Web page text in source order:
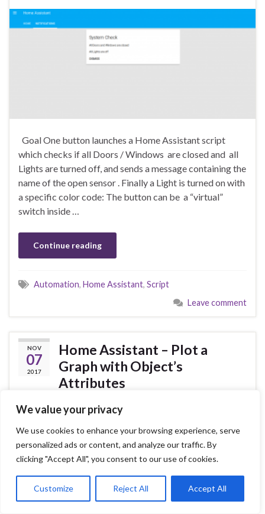
We value your privacy
We use cookies to enhance your browsing experience, serve
personalized ads or content, and analyze our traffic. By
clicking "Accept All", you consent to our use of cookies.
Customize Reject All Accept All
Goal One button launches a Home Assistant script
which checks if all Doors / Windows are closed and all
Lights are turned off, and sends a message containing the
name of the open sensor . Finally a Light is turned on with
a specific color code: The button can be a “virtual”
switch inside …
Continue reading
Automation, Home Assistant, Script
Leave comment
NOV
07
2017
Home Assistant – Plot a
Graph with Object’s
Attributes